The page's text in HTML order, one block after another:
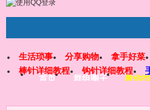
首页 群组圈子 教你
生活琐事 分享购物 拿手好菜
棒针详细教程
钩针详细教程